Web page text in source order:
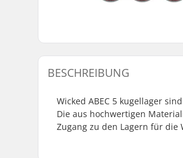
BESCHREIBUNG
Wicked ABEC 5 kugellager
Die aus hochwertigen
Zugang zu den Lagern für